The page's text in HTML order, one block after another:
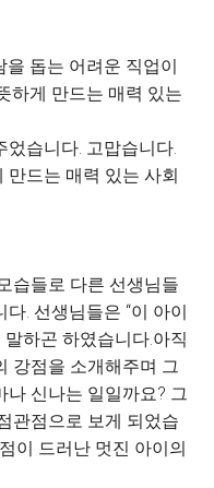
을 돕는 어려운 직업이
하게 만드는 매력 있는
습니다. 고맙습니다.
만드는 매력 있는 사회
습들로 다른 선생님들
. 선생님들은 “이 아이
하곤 하였습니다.아직
강점을 소개해주며 그
신나는 일일까요? 그
관점으로 보게 되었습
이 드러난 멋진 아이의